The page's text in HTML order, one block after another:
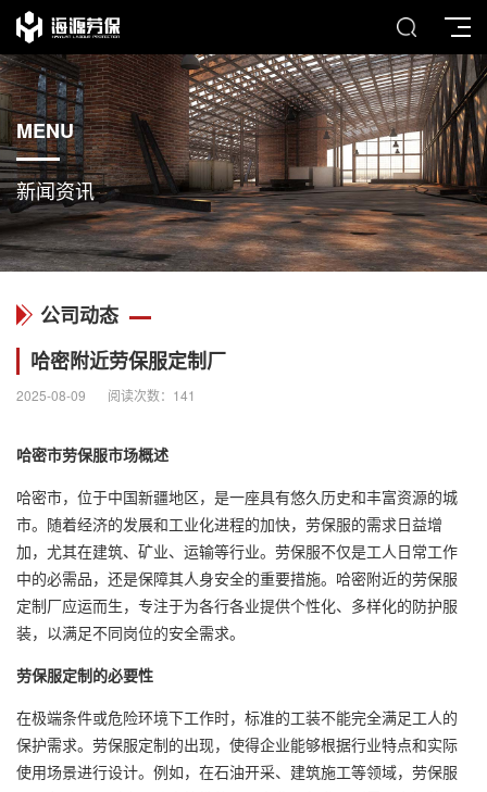
MENU
新闻资讯
公司动态
哈密附近劳保服定制厂
2025-08-09 阅读次数： 141
哈密市劳保服市场概述
哈密市，位于中国新疆地区，是一座具有悠久历史和丰富资源的城
市。随着经济的发展和工业化进程的加快，劳保服的需求日益增
加，尤其在建筑、矿业、运输等行业。劳保服不仅是工人日常工作
中的必需品，还是保障其人身安全的重要措施。哈密附近的劳保服
定制厂应运而生，专注于为各行各业提供个性化、多样化的防护服
装，以满足不同岗位的安全需求。
劳保服定制的必要性
在极端条件或危险环境下工作时，标准的工装不能完全满足工人的
保护需求。劳保服定制的出现，使得企业能够根据行业特点和实际
使用场景进行设计。例如，在石油开采、建筑施工等领域，劳保服